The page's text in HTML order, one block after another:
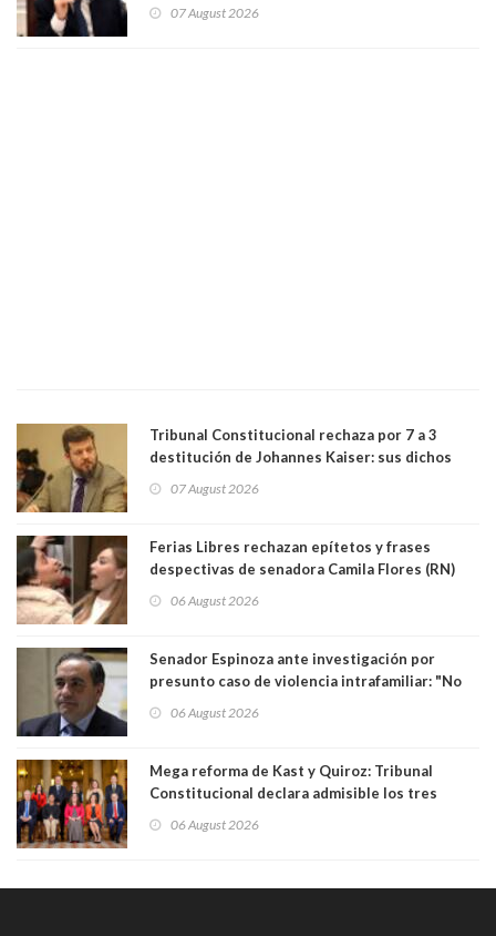
perseguir ruta del dinero y levantar secreto
07 August 2026
Tribunal Constitucional rechaza por 7 a 3
destitución de Johannes Kaiser: sus dichos
justicia constitucional porque no es diputado
07 August 2026
Ferias Libres rechazan epítetos y frases
despectivas de senadora Camila Flores (RN)
06 August 2026
Senador Espinoza ante investigación por
presunto caso de violencia intrafamiliar: "No
antecedentes a Tribunal Supremo
06 August 2026
Mega reforma de Kast y Quiroz: Tribunal
Constitucional declara admisible los tres
06 August 2026